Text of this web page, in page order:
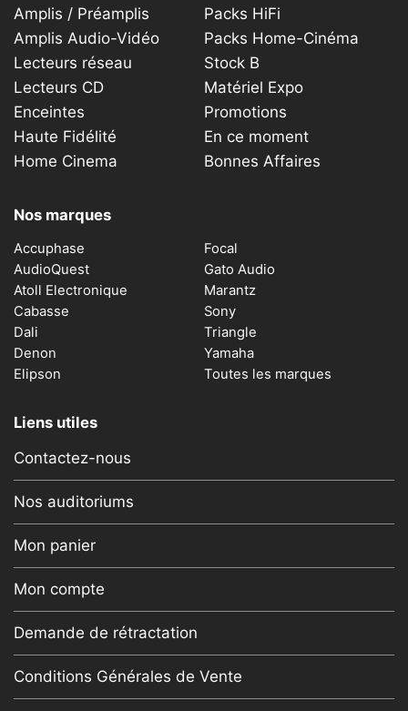
Amplis / Préamplis
Amplis Audio-Vidéo
Lecteurs réseau
Lecteurs CD
Enceintes
Haute Fidélité
Home Cinema
Packs HiFi
Packs Home-Cinéma
Stock B
Matériel Expo
Promotions
En ce moment
Bonnes Affaires
Nos marques
Accuphase
AudioQuest
Atoll Electronique
Cabasse
Dali
Denon
Elipson
Focal
Gato Audio
Marantz
Sony
Triangle
Yamaha
Toutes les marques
Liens utiles
Contactez-nous
Nos auditoriums
Mon panier
Mon compte
Demande de rétractation
Conditions Générales de Vente